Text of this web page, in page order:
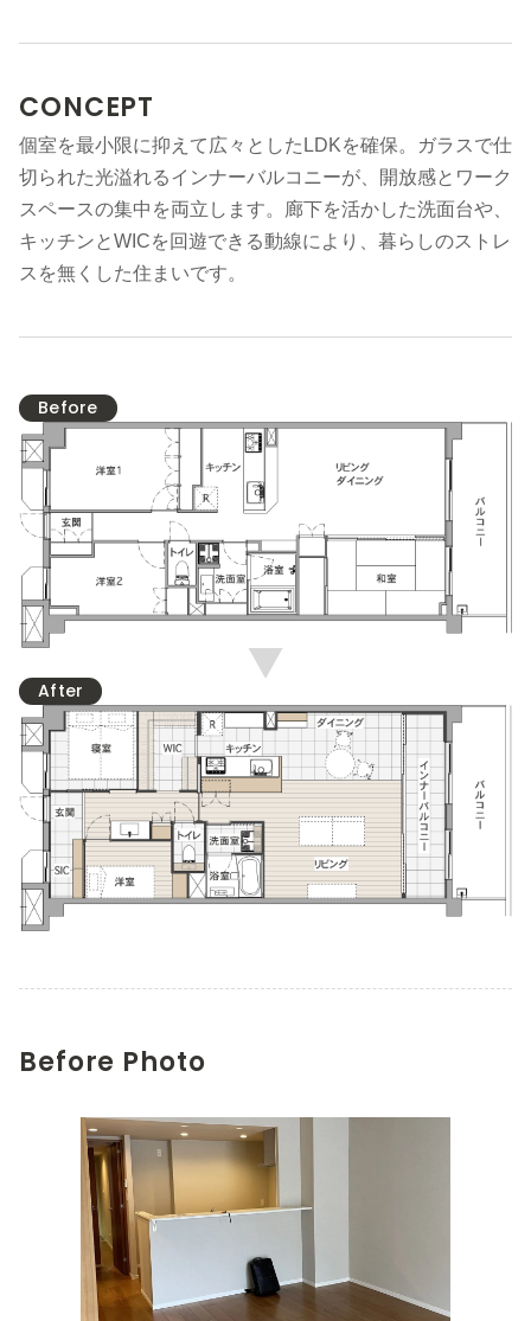
CONCEPT
個室を最小限に抑えて広々としたLDKを確保。ガラスで仕
切られた光溢れるインナーバルコニーが、開放感とワーク
スペースの集中を両立します。廊下を活かした洗面台や、
キッチンとWICを回遊できる動線により、暮らしのストレ
スを無くした住まいです。
Before
After
Before Photo